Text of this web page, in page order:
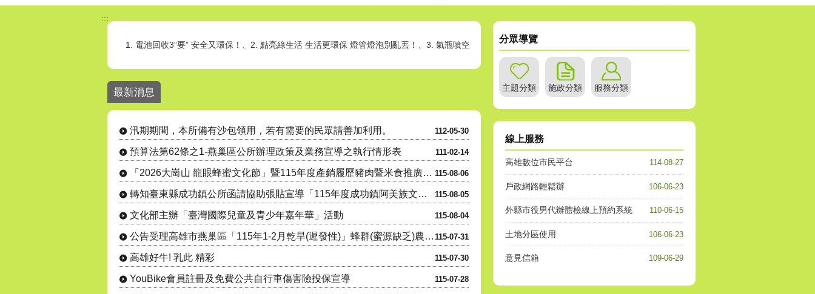
:::
1. 電池回收3”要” 安全又環保！、2. 點亮綠生活 生活更環保 燈管燈泡別亂丟！、3. 氣瓶噴空空 回收好輕鬆。
燕巢區公所各課室分機號碼請至【機關介紹】-【課室職掌及電話】查詢
汛期間本所備有沙包領用，若有需要的民眾請善加利用。
拒毒，我挺你!全民作伙來!
最新消息
112-05-30
汛期期間，本所備有沙包領用，若有需要的民眾請善加利用。
111-02-14
預算法第62條之1-燕巢區公所辦理政策及業務宣導之執行情形表
115-08-06
「2026大崗山 龍眼蜂蜜文化節」暨115年度產銷履歷豬肉暨米食推廣- 『豬香米寶 蜜香田寮』豬肉米....
115-08-05
轉知臺東縣成功鎮公所函請協助張貼宣導「115年度成功鎮阿美族文化節暨傳統舞蹈競賽及族語推廣系列活動」....
115-08-04
文化部主辦「臺灣國際兒童及青少年嘉年華」活動
115-07-31
公告受理高雄市燕巢區「115年1-2月乾旱(遲發性)」蜂群(蜜源缺乏)農業天然災害現金救助及受災證明....
115-07-30
高雄好牛! 乳此 精彩
115-07-28
YouBike會員註冊及免費公共自行車傷害險投保宣導
分眾導覽
主題分類 施政分類 服務分類
線上服務
114-08-27
高雄數位市民平台
106-06-23
戶政網路輕鬆辦
110-06-15
外縣市役男代辦體檢線上預約系統
106-06-23
土地分區使用
109-06-29
意見信箱